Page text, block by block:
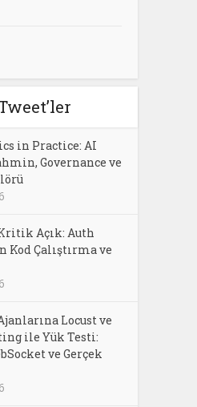
in Practice: AI
Governance ve
Açık: Auth
Kod Çalıştırma ve
Locust ve
ile Yük Testi:
ve Gerçek